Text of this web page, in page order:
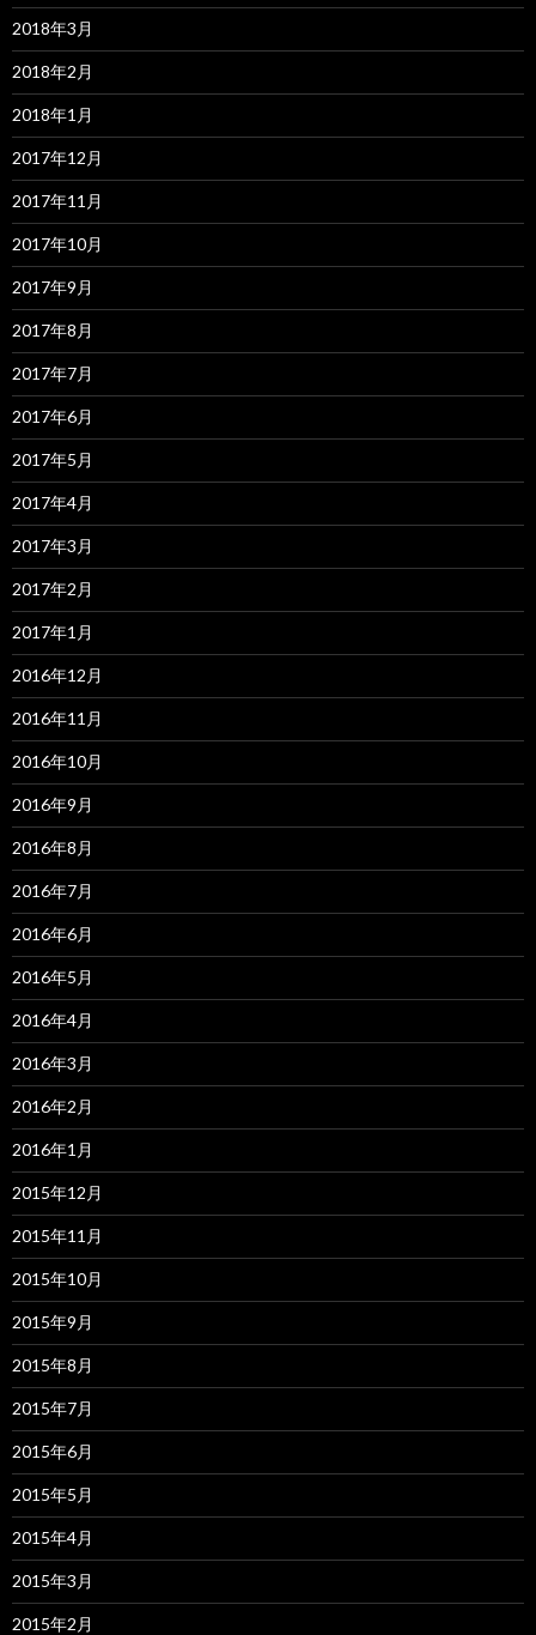
2018年3月
2018年2月
2018年1月
2017年12月
2017年11月
2017年10月
2017年9月
2017年8月
2017年7月
2017年6月
2017年5月
2017年4月
2017年3月
2017年2月
2017年1月
2016年12月
2016年11月
2016年10月
2016年9月
2016年8月
2016年7月
2016年6月
2016年5月
2016年4月
2016年3月
2016年2月
2016年1月
2015年12月
2015年11月
2015年10月
2015年9月
2015年8月
2015年7月
2015年6月
2015年5月
2015年4月
2015年3月
2015年2月